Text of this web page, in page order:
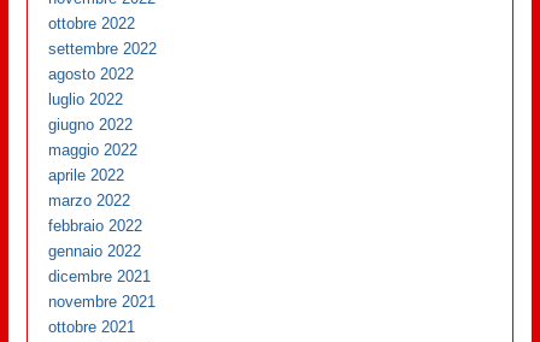
ottobre 2022
settembre 2022
agosto 2022
luglio 2022
giugno 2022
maggio 2022
aprile 2022
marzo 2022
febbraio 2022
gennaio 2022
dicembre 2021
novembre 2021
ottobre 2021